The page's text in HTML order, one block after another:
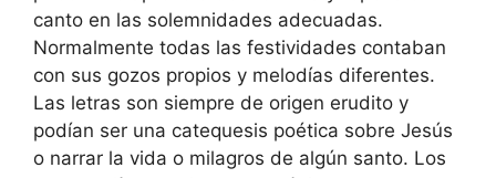
canto en las solemnidades adecuadas.
Normalmente todas las festividades contaban
con sus gozos propios y melodías diferentes.
Las letras son siempre de origen erudito y
podían ser una catequesis poética sobre Jesús
o narrar la vida o milagros de algún santo. Los